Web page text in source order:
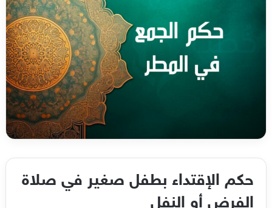
حكم الإقتداء بطفل صغير في صلاة
الفرض أو النفل